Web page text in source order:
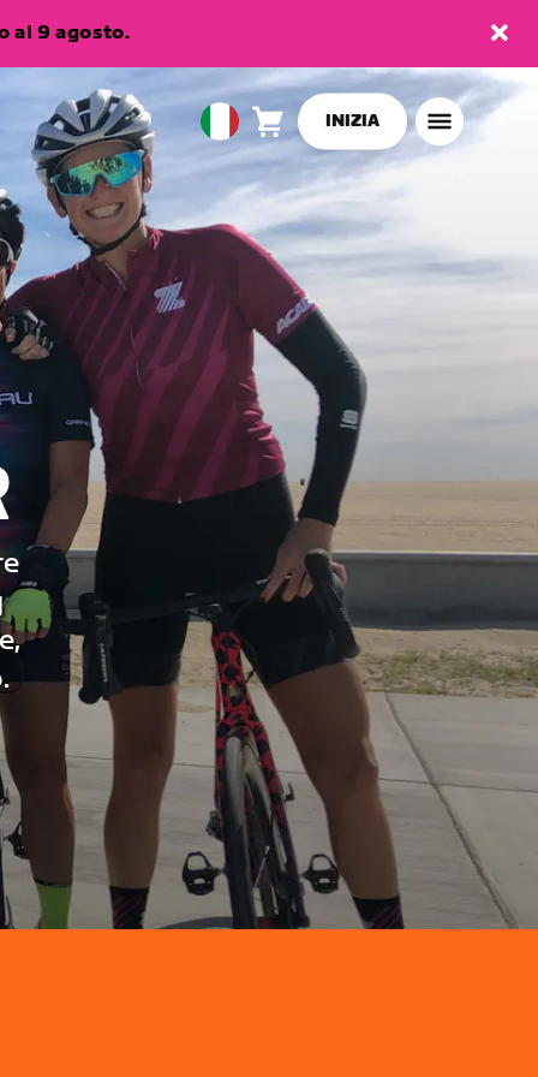
al 9 agosto.
European
Union
Italiano
Carrello0
articoli
INIZIA